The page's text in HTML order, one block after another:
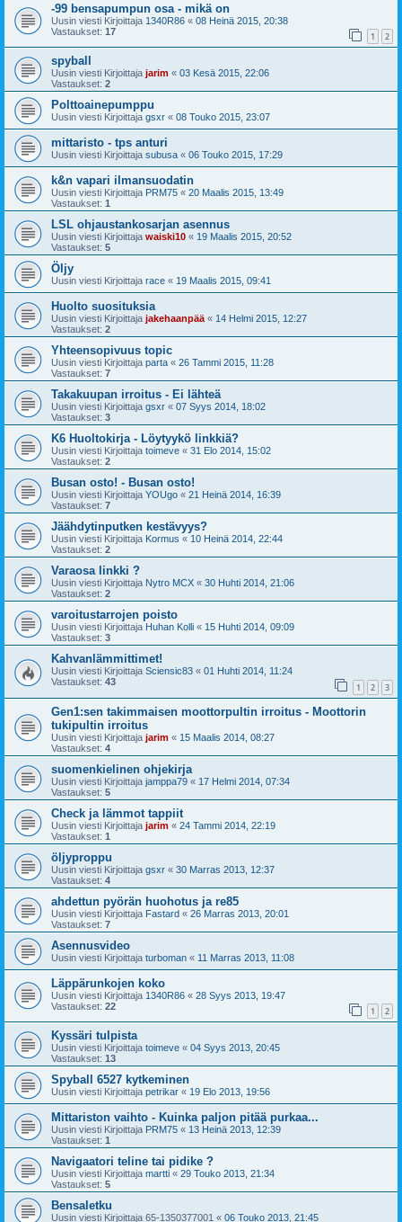
-99 bensapumpun osa - mikä on
Uusin viesti Kirjoittaja 1340R86 « 08 Heinä 2015, 20:38
Vastaukset: 17 1 2
spyball
Uusin viesti Kirjoittaja jarim « 03 Kesä 2015, 22:06
Vastaukset: 2
Polttoainepumppu
Uusin viesti Kirjoittaja gsxr « 08 Touko 2015, 23:07
mittaristo - tps anturi
Uusin viesti Kirjoittaja subusa « 06 Touko 2015, 17:29
k&n vapari ilmansuodatin
Uusin viesti Kirjoittaja PRM75 « 20 Maalis 2015, 13:49
Vastaukset: 1
LSL ohjaustankosarjan asennus
Uusin viesti Kirjoittaja waiski10 « 19 Maalis 2015, 20:52
Vastaukset: 5
Öljy
Uusin viesti Kirjoittaja race « 19 Maalis 2015, 09:41
Huolto suosituksia
Uusin viesti Kirjoittaja jakehaanpää « 14 Helmi 2015, 12:27
Vastaukset: 2
Yhteensopivuus topic
Uusin viesti Kirjoittaja parta « 26 Tammi 2015, 11:28
Vastaukset: 7
Takakuupan irroitus - Ei lähteä
Uusin viesti Kirjoittaja gsxr « 07 Syys 2014, 18:02
Vastaukset: 3
K6 Huoltokirja - Löytyykö linkkiä?
Uusin viesti Kirjoittaja toimeve « 31 Elo 2014, 15:02
Vastaukset: 2
Busan osto! - Busan osto!
Uusin viesti Kirjoittaja YOUgo « 21 Heinä 2014, 16:39
Vastaukset: 7
Jäähdytinputken kestävyys?
Uusin viesti Kirjoittaja Kormus « 10 Heinä 2014, 22:44
Vastaukset: 2
Varaosa linkki ?
Uusin viesti Kirjoittaja Nytro MCX « 30 Huhti 2014, 21:06
Vastaukset: 2
varoitustarrojen poisto
Uusin viesti Kirjoittaja Huhan Kolli « 15 Huhti 2014, 09:09
Vastaukset: 3
Kahvanlämmittimet!
Uusin viesti Kirjoittaja Sciensic83 « 01 Huhti 2014, 11:24
Vastaukset: 43 1 2 3
Gen1:sen takimmaisen moottorpultin irroitus - Moottorin
tukipultin irroitus
Uusin viesti Kirjoittaja jarim « 15 Maalis 2014, 08:27
Vastaukset: 4
suomenkielinen ohjekirja
Uusin viesti Kirjoittaja jamppa79 « 17 Helmi 2014, 07:34
Vastaukset: 5
Check ja lämmot tappiit
Uusin viesti Kirjoittaja jarim « 24 Tammi 2014, 22:19
Vastaukset: 1
öljyproppu
Uusin viesti Kirjoittaja gsxr « 30 Marras 2013, 12:37
Vastaukset: 4
ahdettun pyörän huohotus ja re85
Uusin viesti Kirjoittaja Fastard « 26 Marras 2013, 20:01
Vastaukset: 7
Asennusvideo
Uusin viesti Kirjoittaja turboman « 11 Marras 2013, 11:08
Läppärunkojen koko
Uusin viesti Kirjoittaja 1340R86 « 28 Syys 2013, 19:47
Vastaukset: 22 1 2
Kyssäri tulpista
Uusin viesti Kirjoittaja toimeve « 04 Syys 2013, 20:45
Vastaukset: 13
Spyball 6527 kytkeminen
Uusin viesti Kirjoittaja petrikar « 19 Elo 2013, 19:56
Mittariston vaihto - Kuinka paljon pitää purkaa...
Uusin viesti Kirjoittaja PRM75 « 13 Heinä 2013, 12:39
Vastaukset: 1
Navigaatori teline tai pidike ?
Uusin viesti Kirjoittaja martti « 29 Touko 2013, 21:34
Vastaukset: 5
Bensaletku
Uusin viesti Kirjoittaja 65-1350377001 « 06 Touko 2013, 21:45